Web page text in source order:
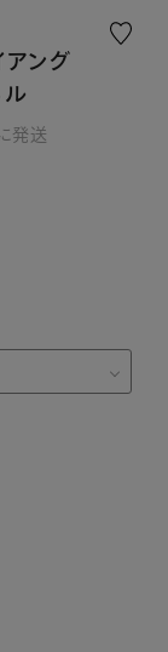
ング
発送